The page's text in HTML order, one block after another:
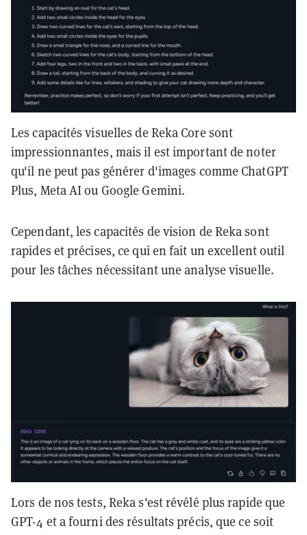
Les capacités visuelles de Reka Core sont
impressionnantes, mais il est important de noter
qu'il ne peut pas générer d'images comme ChatGPT
Plus, Meta AI ou Google Gemini.
Cependant, les capacités de vision de Reka sont
rapides et précises, ce qui en fait un excellent outil
pour les tâches nécessitant une analyse visuelle.
Lors de nos tests, Reka s'est révélé plus rapide que
GPT-4 et a fourni des résultats précis, que ce soit